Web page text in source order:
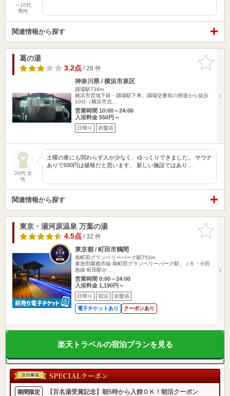
～10代
男性
関連情報から探す
お気に入
りに追加
葛の湯
3.2点/ 26 件
神奈川県 / 横浜市泉区
踊場駅738m
横浜市営地下鉄・踊場駅下車。踊場交番前の側道から徒歩
10分（横浜市北…
営業時間 10:00～24:00
入浴料金 550円～
日帰り 岩盤浴
20代 女
性
土曜の夜にも関わらず人が少なく、ゆっくりできました。 サウナ
ありで690円は破格だと思います。 新しい施設ではあり…
関連情報から探す
お気に入
りに追加
東京・湯河原温泉 万葉の湯
4.5点/ 32 件
東京都 / 町田市鶴間
南町田グランベリーパーク駅752m
東急田園都市線 南町田グランベリーパーク駅、ＪＲ・小田
急線 町田駅か…
営業時間 0:00～24:00
入浴料金 1,190円～
日帰り 宿泊 岩盤浴
電子チケットあり クーポンあり
楽天トラベルの宿泊プランを見る
期間限定 【百名湯受賞記念】朝5時から入館ＯＫ！朝活クーポン